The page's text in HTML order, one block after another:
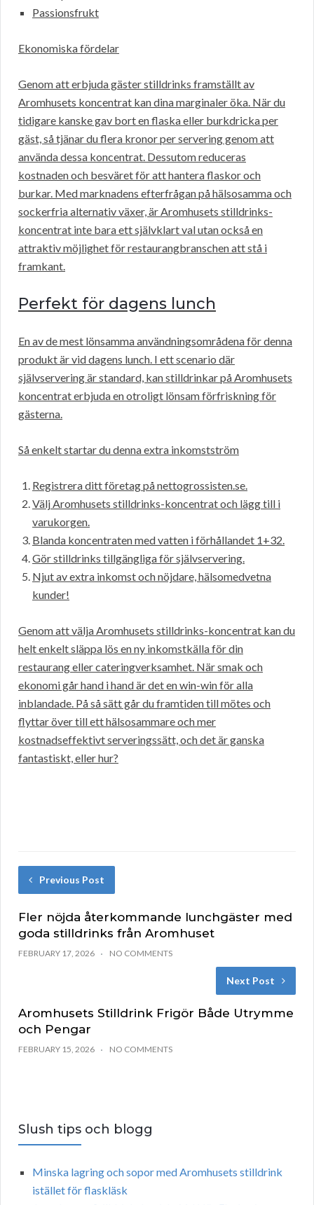
Passionsfrukt
Ekonomiska fördelar
Genom att erbjuda gäster stilldrinks framställt av
Aromhusets koncentrat kan dina marginaler öka. När du
tidigare kanske gav bort en flaska eller burkdricka per
gäst, så tjänar du flera kronor per servering genom att
använda dessa koncentrat. Dessutom reduceras
kostnaden och besväret för att hantera flaskor och
burkar. Med marknadens efterfrågan på hälsosamma och
sockerfria alternativ växer, är Aromhusets stilldrinks-
koncentrat inte bara ett självklart val utan också en
attraktiv möjlighet för restaurangbranschen att stå i
framkant.
Perfekt för dagens lunch
En av de mest lönsamma användningsområdena för denna
produkt är vid dagens lunch. I ett scenario där
självservering är standard, kan stilldrinkar på Aromhusets
koncentrat erbjuda en otroligt lönsam förfriskning för
gästerna.
Så enkelt startar du denna extra inkomstström
Registrera ditt företag på nettogrossisten.se.
Välj Aromhusets stilldrinks-koncentrat och lägg till i
varukorgen.
Blanda koncentraten med vatten i förhållandet 1+32.
Gör stilldrinks tillgängliga för självservering.
Njut av extra inkomst och nöjdare, hälsomedvetna
kunder!
Genom att välja Aromhusets stilldrinks-koncentrat kan du
helt enkelt släppa lös en ny inkomstkälla för din
restaurang eller cateringverksamhet. När smak och
ekonomi går hand i hand är det en win-win för alla
inblandade. På så sätt går du framtiden till mötes och
flyttar över till ett hälsosammare och mer
kostnadseffektivt serveringssätt, och det är ganska
fantastiskt, eller hur?
Previous Post
Fler nöjda återkommande lunchgäster med
goda stilldrinks från Aromhuset
FEBRUARY 17, 2026 NO COMMENTS
Next Post
Aromhusets Stilldrink Frigör Både Utrymme
och Pengar
FEBRUARY 15, 2026 NO COMMENTS
Slush tips och blogg
Minska lagring och sopor med Aromhusets stilldrink
istället för flaskläsk